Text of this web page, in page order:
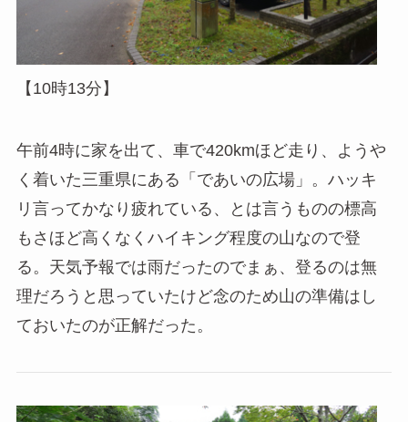
【10時13分】
午前4時に家を出て、車で420kmほど走り、ようや
く着いた三重県にある「であいの広場」。ハッキ
リ言ってかなり疲れている、とは言うものの標高
もさほど高くなくハイキング程度の山なので登
る。天気予報では雨だったのでまぁ、登るのは無
理だろうと思っていたけど念のため山の準備はし
ておいたのが正解だった。